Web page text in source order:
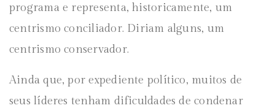
programa e representa, historicamente, um
centrismo conciliador. Diriam alguns, um
centrismo conservador.
Ainda que, por expediente político, muitos de
seus líderes tenham dificuldades de condenar